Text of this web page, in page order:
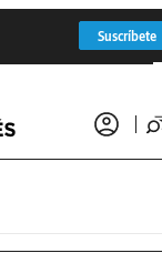
Suscríbete